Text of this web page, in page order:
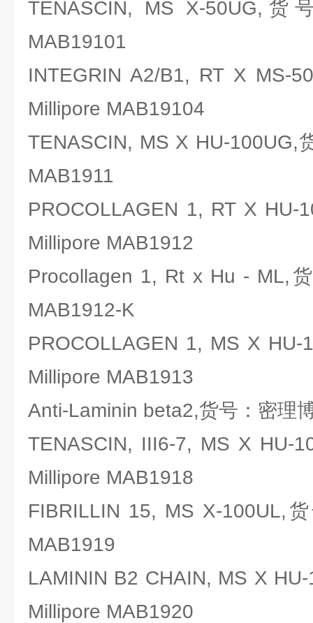
TENASCIN, MS X-50UG,货
MAB19101
INTEGRIN A2/B1, RT X MS-
Millipore MAB19104
TENASCIN, MS X HU-100UG,
MAB1911
PROCOLLAGEN 1, RT X
Millipore MAB1912
Procollagen 1, Rt x Hu - ML,
MAB1912-K
PROCOLLAGEN 1, MS X
Millipore MAB1913
Anti-Laminin beta2,货号：密理
TENASCIN, III6-7, MS X HU-
Millipore MAB1918
FIBRILLIN 15, MS X-100UL,
MAB1919
LAMININ B2 CHAIN, MS X
Millipore MAB1920